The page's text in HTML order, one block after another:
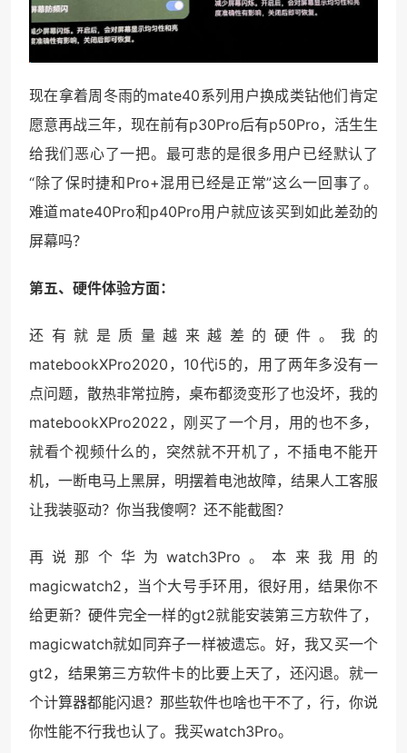
现在拿着周冬雨的mate40系列用户换成类钻他们肯定
愿意再战三年，现在前有p30Pro后有p50Pro，活生生
给我们恶心了一把。最可悲的是很多用户已经默认了
“除了保时捷和Pro+混用已经是正常”这么一回事了。
难道mate40Pro和p40Pro用户就应该买到如此差劲的
屏幕吗？
第五、硬件体验方面：
还有就是质量越来越差的硬件。我的
matebookXPro2020，10代i5的，用了两年多没有一
点问题，散热非常拉胯，桌布都烫变形了也没坏，我的
matebookXPro2022，刚买了一个月，用的也不多，
就看个视频什么的，突然就不开机了，不插电不能开
机，一断电马上黑屏，明摆着电池故障，结果人工客服
让我装驱动？你当我傻啊？还不能截图？
再说那个华为watch3Pro。本来我用的
magicwatch2，当个大号手环用，很好用，结果你不
给更新？硬件完全一样的gt2就能安装第三方软件了，
magicwatch就如同弃子一样被遗忘。好，我又买一个
gt2，结果第三方软件卡的比要上天了，还闪退。就一
个计算器都能闪退？那些软件也啥也干不了，行，你说
你性能不行我也认了。我买watch3Pro。